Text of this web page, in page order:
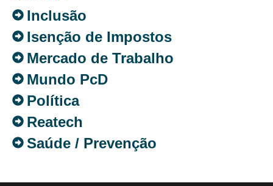
Inclusão
Isenção de Impostos
Mercado de Trabalho
Mundo PcD
Política
Reatech
Saúde / Prevenção